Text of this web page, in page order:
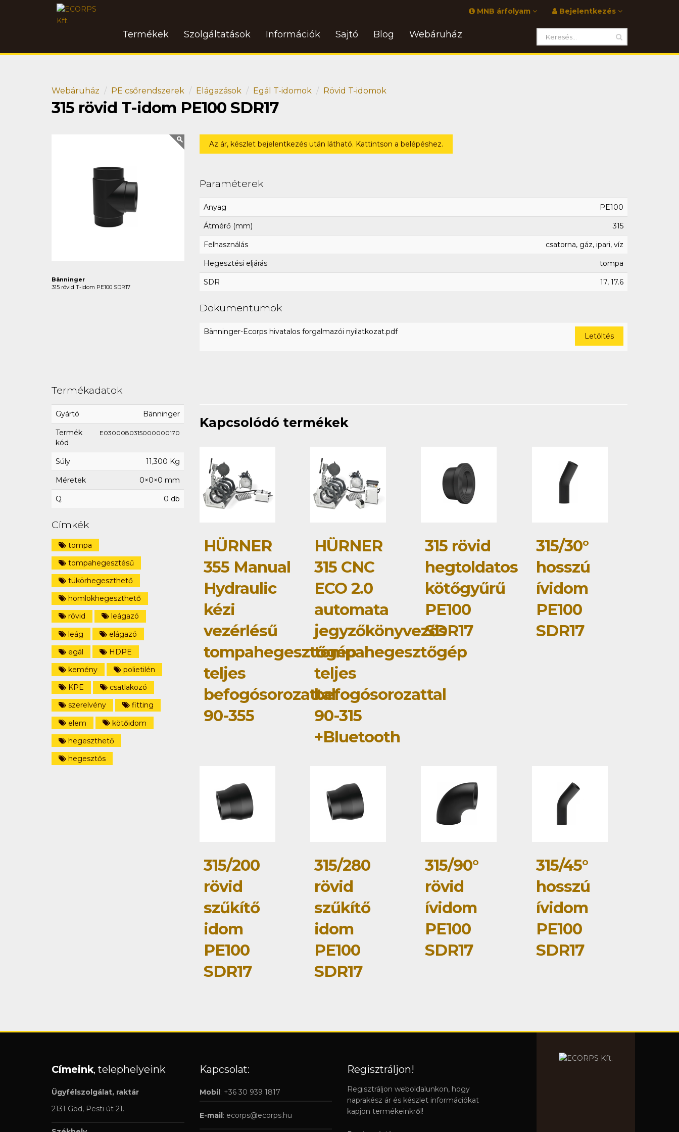
Bejelentkezés
MNB árfolyam
Termékek Szolgáltatások Információk Sajtó Blog Webáruház
Webáruház PE csőrendszerek Elágazások Egál T-idomok Rövid T-idomok
315 rövid T-idom PE100 SDR17
Bänninger
315 rövid T-idom PE100 SDR17
Az ár, készlet bejelentkezés után látható. Kattintson a belépéshez.
Paraméterek
Anyag PE100
Átmérő (mm) 315
Felhasználás csatorna, gáz, ipari, víz
Hegesztési eljárás tompa
SDR 17, 17.6
Dokumentumok
Bänninger-Ecorps hivatalos forgalmazói nyilatkozat.pdf Letöltés
Termékadatok
Gyártó Bänninger
Termék
kód
E0300080315000000170
Súly 11,300 Kg
Méretek 0×0×0 mm
Q 0 db
Címkék
tompa
tompahegesztésű
tükörhegeszthető
homlokhegeszthető
rövid
leágazó
leág
elágazó
egál
HDPE
kemény
polietilén
KPE
csatlakozó
szerelvény
fitting
elem
kötőidom
hegeszthető
hegesztős
Kapcsolódó termékek
HÜRNER
355 Manual
Hydraulic
kézi
vezérlésű
tompahegesztőgép
teljes
befogósorozattal
90-355
HÜRNER
315 CNC
ECO 2.0
automata
jegyzőkönyvezős
tompahegesztőgép
teljes
befogósorozattal
90-315
+Bluetooth
315 rövid
hegtoldatos
kötőgyűrű
PE100
SDR17
315/30°
hosszú
ívidom
PE100
SDR17
315/200
rövid
szűkítő
idom
PE100
SDR17
315/280
rövid
szűkítő
idom
PE100
SDR17
315/90°
rövid
ívidom
PE100
SDR17
315/45°
hosszú
ívidom
PE100
SDR17
Címeink, telephelyeink
Ügyfélszolgálat, raktár
2131 Göd, Pesti út 21.
Kapcsolat:
Mobil: +36 30 939 1817
E-mail: ecorps@ecorps.hu
Regisztráljon!
Regisztráljon weboldalunkon, hogy
naprakész ár és készlet információkat
kapjon termékeinkről!